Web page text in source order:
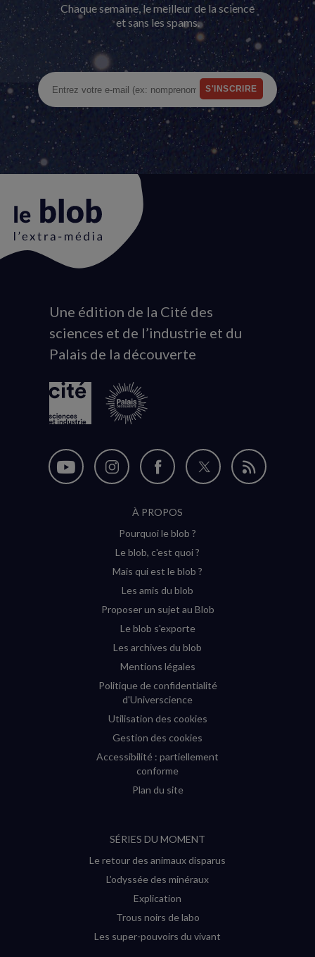
Chaque semaine, le meilleur de la science
et sans les spams.
Animation
du
logo
Une édition de la Cité des
sciences et de l’industrie et du
Palais de la découverte
Nous
Nous
Instagram
(nouvelle
Nous
sur
Facebook
(nouvelle
Nous
Flux
À PROPOS
Pourquoi le blob ?
Le blob, c'est quoi ?
Mais qui est le blob ?
Les amis du blob
Proposer un sujet au Blob
Le blob s'exporte
Les archives du blob
Mentions légales
Politique de confidentialité
d'Universcience
Utilisation des cookies
Gestion des cookies
Accessibilité : partiellement
conforme
Plan du site
SÉRIES DU MOMENT
Le retour des animaux disparus
L’odyssée des minéraux
Explication
Trous noirs de labo
Les super-pouvoirs du vivant